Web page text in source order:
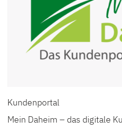
Kundenportal
Mein Daheim – das digitale